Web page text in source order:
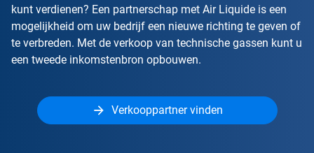
kunt verdienen? Een partnerschap met Air Liquide is een
mogelijkheid om uw bedrijf een nieuwe richting te geven of
te verbreden. Met de verkoop van technische gassen kunt u
een tweede inkomstenbron opbouwen.
Verkooppartner vinden